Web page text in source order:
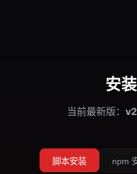
安
当前最新版：
脚本安装 npm